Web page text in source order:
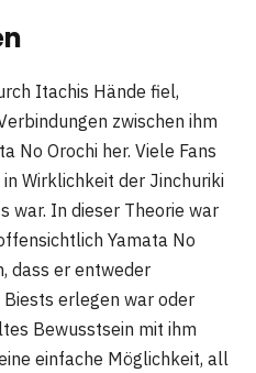
Itachis Hände fiel,
zwischen ihm
No Orochi her. Viele Fans
Wirklichkeit der Jinchuriki
war. In dieser Theorie war
Yamata No
dass er entweder
erlegen war oder
Bewusstsein mit ihm
einfache Möglichkeit, all